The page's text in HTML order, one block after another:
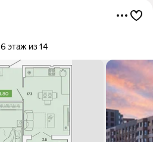
6 этаж из 14